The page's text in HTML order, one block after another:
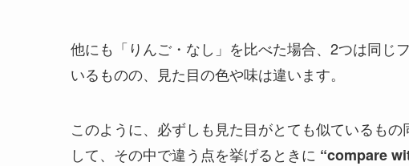
他にも「りんご・なし」を比べた場合、2つは同じ
いるものの、見た目の色や味は違います。
このように、 必ずしも見た目がとても似ているも
して、その中で違う点を挙げるときに “compare